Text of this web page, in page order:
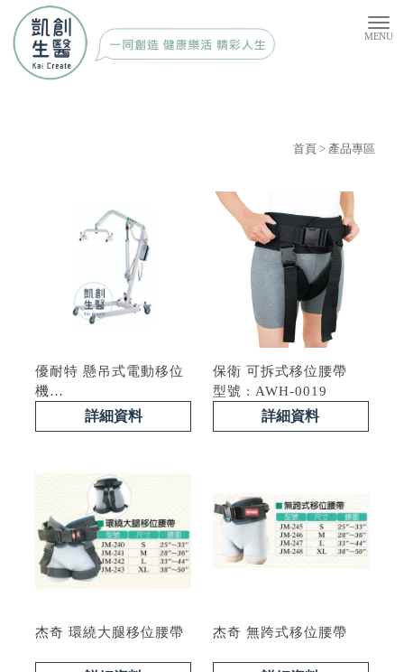
首頁> 產品專區
優耐特 懸吊式電動移位
機
型號 : PL400C
詳細資料
保衛 可拆式移位腰帶
型號 : AWH-0019
詳細資料
杰奇 環繞大腿移位腰帶 杰奇 無跨式移位腰帶